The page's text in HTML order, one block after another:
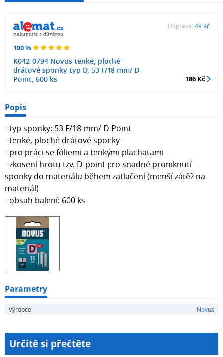
100 %
K042-0794 Novus tenké, ploché
drátové sponky typ D, 53 F/18 mm/ D-
Point, 600 ks
Doprava: 49 Kč
186 Kč
Popis
- typ sponky: 53 F/18 mm/ D-Point
- tenké, ploché drátové sponky
- pro práci se fóliemi a tenkými plachatami
- zkosení hrotu tzv. D-point pro snadné proniknutí
sponky do materiálu během zatlačení (menší zátěž na
materiál)
- obsah balení: 600 ks
Parametry
Výrobce Novus
Určitě si přečtěte